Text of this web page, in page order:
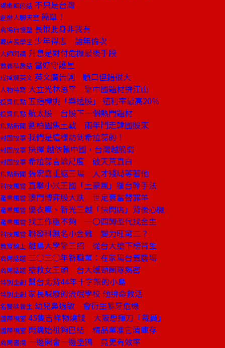
總編輯的話 不只是台灣
創辦人聊天室 簡單！
商場自慢塾 長恨此身非我有
戴店長學堂 少年得志 語無倫次
大師開講 升息是對付危機最後手段
教養私房話 當好守護星
戒掉爛英文 英文廣告詞 順口但錯很大
人物特寫 大立光林恩平 靠中國題材拚江山
投資焦點 五指標挑「樂透股」 殖利率最高20％
投資焦點 航太股 台股下一個熱門題材
焦點新聞 劉柏園焦土戰 兩年鬥走韓國股東
封面故事 我們是這樣訪到希拉蕊的！
封面故事 抉擇 越依賴中國，台灣越脆弱
封面故事 希拉蕊言論尺度 破天荒直白
焦點新聞 張宏嘉重返三陽 人才殘局等著他
科技風雲 直擊小米王國「土豪風」獵台幹手法
產業風雲 澳門博弈股大跌 世足衰當替罪羊
產業風雲 優衣庫、新光三越「快閃店」背後心機
產業風雲 找工作還不夠 一〇四轉型代找金主
科技風雲 聯發科無名小金雞 變力旺第二？
教育線上 離島大學靠三招 從台大搶下榜首生
商周話題 二○三○年新職業：在家陽台蓋農場
商周話題 搶救女王頭 台大護頸團隊揭密
特別企劃 幫台北背44年十字架的小島
特別企劃 家長喊廢的流氓學校 他拚命救活
名醫談養生 幼兒鼻過敏 會衍生暴牙危機
國際視窗 45隻吉祥物燒錢 大阪想揮刀「裁員」
國際視窗 閃購始祖夠巴結 精品業准它清庫存
商周書摘 一邊開會一邊塗鴉 竟更有效率